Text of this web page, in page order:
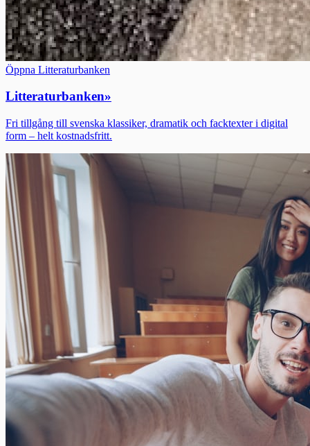
Öppna Litteraturbanken
Litteraturbanken»
Fri tillgång till svenska klassiker, dramatik och facktexter i digital
form – helt kostnadsfritt.